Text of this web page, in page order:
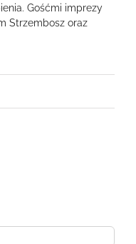
Gośćmi imprezy
Strzembosz oraz